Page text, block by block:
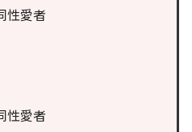
性愛者
性愛者